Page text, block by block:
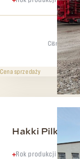
Ciśnienie
6
Cena sprzedaży
Hakki Pilke 55
Rok produkcji 2021